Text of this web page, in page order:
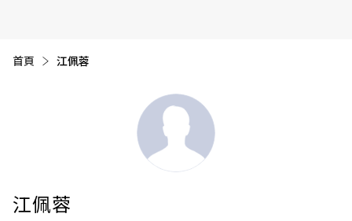
首頁 目前頁面：
江佩蓉
江佩蓉